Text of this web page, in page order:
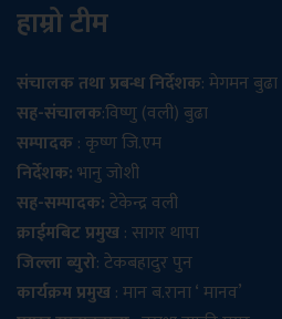
हाम्रो टीम
संचालक तथा प्रबन्ध निर्देशक: मेगमन बुढा
सह-संचालक:विष्णु (वली) बुढा
सम्पादक: कृष्ण जि.एम
निर्देशक:भानु जोशी
सह-सम्पादक:टेकेन्द्र वली
क्राईमबिट प्रमुख: सागर थापा
जिल्ला ब्युरो: टेकबहादुर पुन
कार्यक्रम प्रमुख: मान ब.राना ‘ मानव’